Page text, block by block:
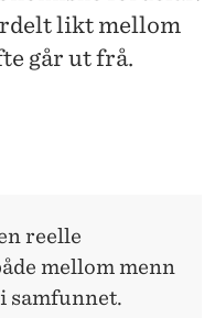
likt mellom
går ut frå.
reelle
mellom menn
samfunnet.